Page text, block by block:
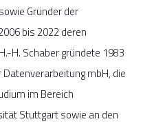
Gründer der
bis 2022 deren
H. Schaber gründete 1983
Datenverarbeitung mbH, die
im Bereich
Stuttgart sowie an den